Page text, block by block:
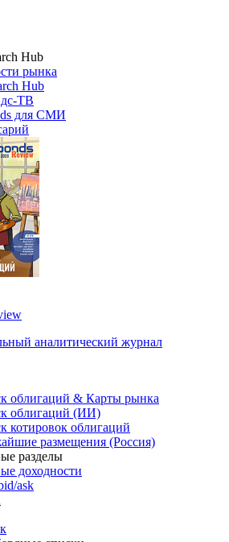
Hub
рынка
Hub
ТВ
для СМИ
аналитический журнал
облигаций & Карты рынка
облигаций (ИИ)
котировок облигаций
размещения (Россия)
разделы
доходности
ask